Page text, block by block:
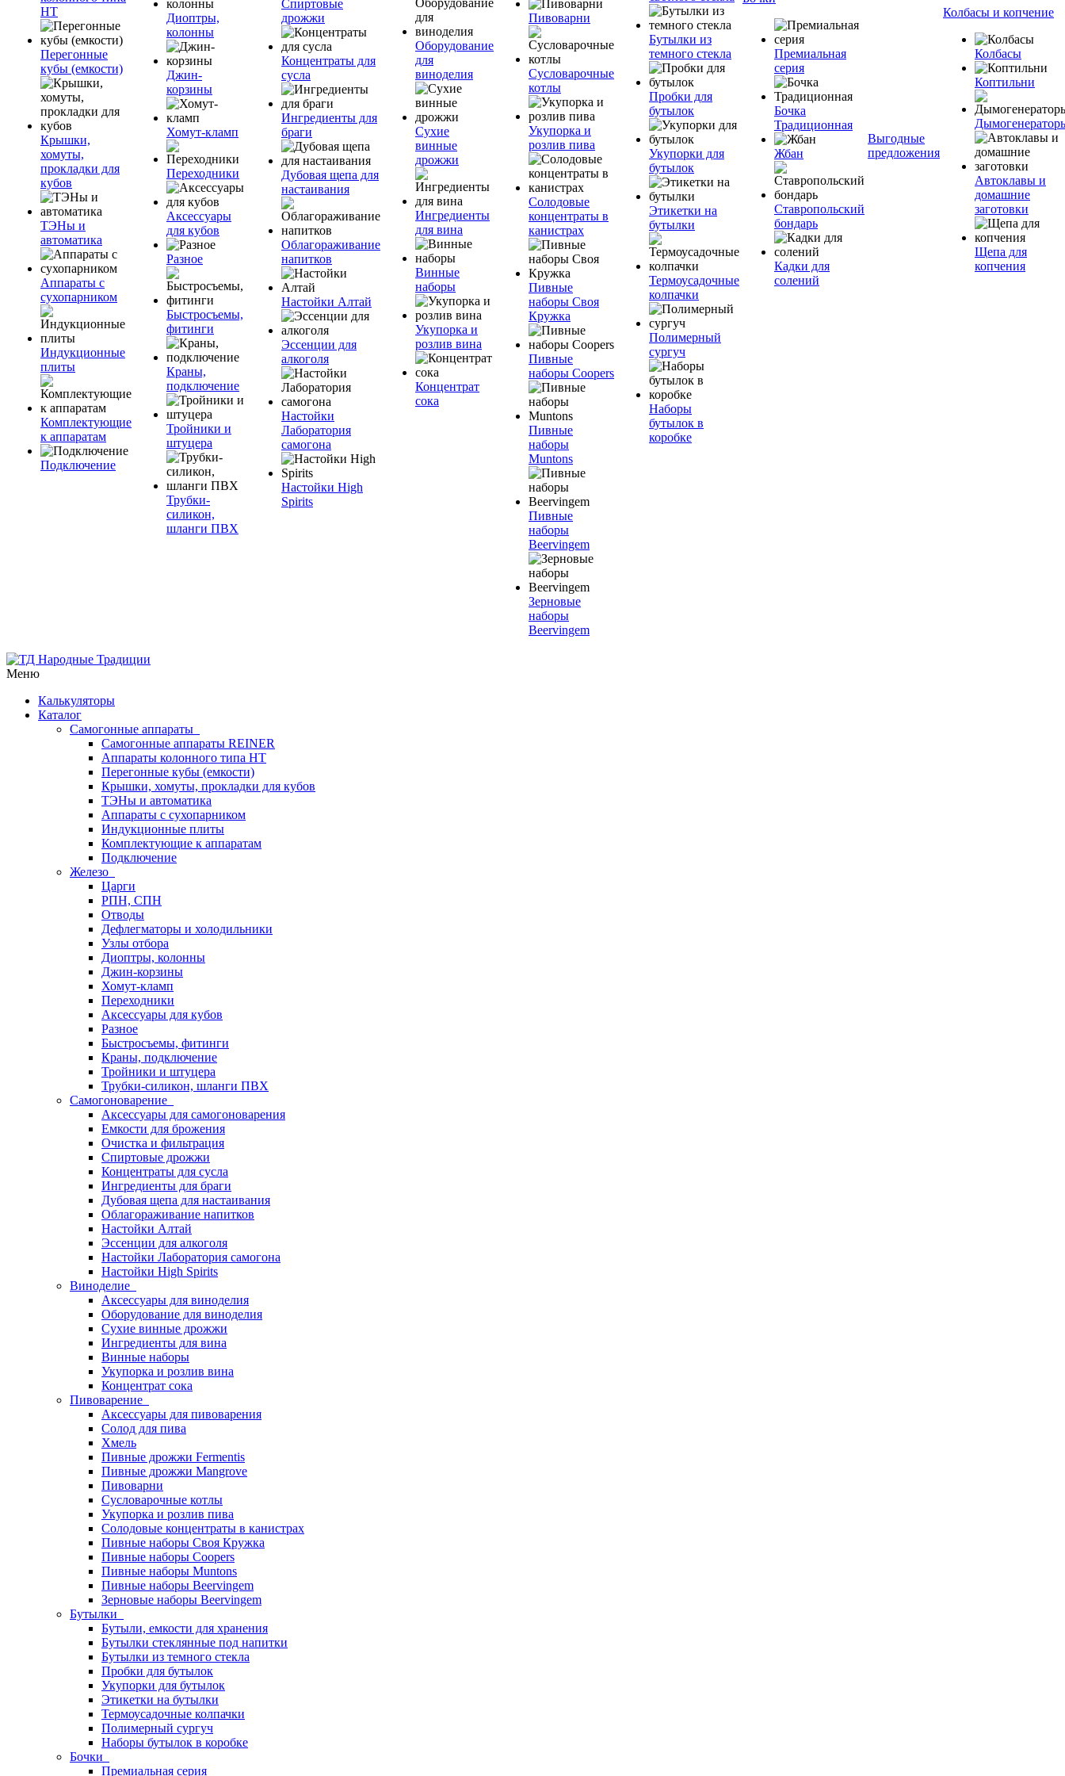
НТ
Перегонные
кубы (емкости)
Крышки,
хомуты,
прокладки для
кубов
ТЭНы и
автоматика
Аппараты с
сухопарником
Индукционные
плиты
Комплектующие
к аппаратам
Подключение
Диоптры,
колонны
Джин-
корзины
Хомут-кламп
Переходники
Аксессуары
для кубов
Разное
Быстросъемы,
фитинги
Краны,
подключение
Тройники и
штуцера
Трубки-
силикон,
шланги ПВХ
Спиртовые
дрожжи
Концентраты для
сусла
Ингредиенты для
браги
Дубовая щепа для
настаивания
Облагораживание
напитков
Настойки Алтай
Эссенции для
алкоголя
Настойки
Лаборатория
самогона
Настойки High
Spirits
Оборудование
для
виноделия
Сухие
винные
дрожжи
Ингредиенты
для вина
Винные
наборы
Укупорка и
розлив вина
Концентрат
сока
Пивоварни
Сусловарочные
котлы
Укупорка и
розлив пива
Солодовые
концентраты в
канистрах
Пивные
наборы Своя
Кружка
Пивные
наборы Coopers
Пивные
наборы
Muntons
Пивные
наборы
Beervingem
Зерновые
наборы
Beervingem
Бутылки из
темного стекла
Пробки для
бутылок
Укупорки для
бутылок
Этикетки на
бутылки
Термоусадочные
колпачки
Полимерный
сургуч
Наборы
бутылок в
коробке
Премиальная
серия
Бочка
Традиционная
Жбан
Ставропольский
бондарь
Кадки для
солений
Выгодные
предложения
Колбасы и копчение
Колбасы
Коптильни
Автоклавы и
домашние
заготовки
Щепа для
копчения
Меню
Калькуляторы
Каталог
Самогонные аппараты
Самогонные аппараты REINER
Аппараты колонного типа НТ
Перегонные кубы (емкости)
Крышки, хомуты, прокладки для кубов
ТЭНы и автоматика
Аппараты с сухопарником
Индукционные плиты
Комплектующие к аппаратам
Подключение
Железо
Царги
РПН, СПН
Отводы
Дефлегматоры и холодильники
Узлы отбора
Диоптры, колонны
Джин-корзины
Хомут-кламп
Переходники
Аксессуары для кубов
Разное
Быстросъемы, фитинги
Краны, подключение
Тройники и штуцера
Трубки-силикон, шланги ПВХ
Самогоноварение
Аксессуары для самогоноварения
Емкости для брожения
Очистка и фильтрация
Спиртовые дрожжи
Концентраты для сусла
Ингредиенты для браги
Дубовая щепа для настаивания
Облагораживание напитков
Настойки Алтай
Эссенции для алкоголя
Настойки Лаборатория самогона
Настойки High Spirits
Виноделие
Аксессуары для виноделия
Оборудование для виноделия
Сухие винные дрожжи
Ингредиенты для вина
Винные наборы
Укупорка и розлив вина
Концентрат сока
Пивоварение
Аксессуары для пивоварения
Солод для пива
Хмель
Пивные дрожжи Fermentis
Пивные дрожжи Mangrove
Пивоварни
Сусловарочные котлы
Укупорка и розлив пива
Солодовые концентраты в канистрах
Пивные наборы Своя Кружка
Пивные наборы Coopers
Пивные наборы Muntons
Пивные наборы Beervingem
Зерновые наборы Beervingem
Бутылки
Бутыли, емкости для хранения
Бутылки стеклянные под напитки
Бутылки из темного стекла
Пробки для бутылок
Укупорки для бутылок
Этикетки на бутылки
Термоусадочные колпачки
Полимерный сургуч
Наборы бутылок в коробке
Бочки
Премиальная серия